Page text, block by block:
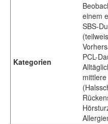
Kategorien
einem
SBS-
PCL-